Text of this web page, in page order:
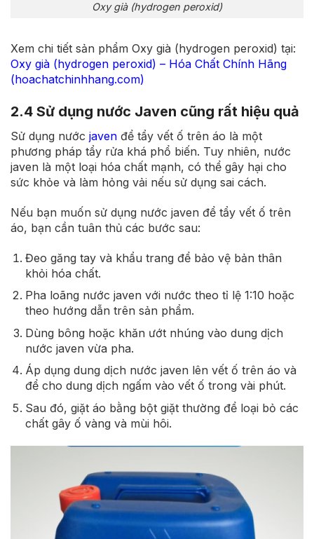
Oxy già (hydrogen peroxid)
Xem chi tiết sản phẩm Oxy già (hydrogen peroxid) tại:
Oxy già (hydrogen peroxid) – Hóa Chất Chính Hãng
(hoachatchinhhang.com)
2.4 Sử dụng nước Javen cũng rất hiệu quả
Sử dụng nước javen để tẩy vết ố trên áo là một
phương pháp tẩy rửa khá phổ biến. Tuy nhiên, nước
javen là một loại hóa chất mạnh, có thể gây hại cho
sức khỏe và làm hỏng vải nếu sử dụng sai cách.
Nếu bạn muốn sử dụng nước javen để tẩy vết ố trên
áo, bạn cần tuân thủ các bước sau:
Đeo găng tay và khẩu trang để bảo vệ bản thân
khỏi hóa chất.
Pha loãng nước javen với nước theo tỉ lệ 1:10 hoặc
theo hướng dẫn trên sản phẩm.
Dùng bông hoặc khăn ướt nhúng vào dung dịch
nước javen vừa pha.
Áp dụng dung dịch nước javen lên vết ố trên áo và
để cho dung dịch ngấm vào vết ố trong vài phút.
Sau đó, giặt áo bằng bột giặt thường để loại bỏ các
chất gây ố vàng và mùi hôi.